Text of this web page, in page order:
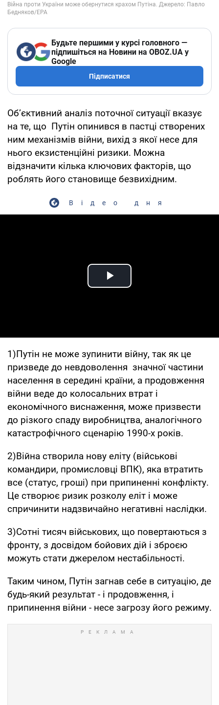
Будьте першими у курсі головного —
підпишіться на Новини на OBOZ.UA у
Google
Підписатися
Обʼєктивний аналіз поточної ситуації вказує
на те, що Путін опинився в пастці створених
ним механізмів війни, вихід з якої несе для
нього екзистенційні ризики. Можна
відзначити кілька ключових факторів, що
роблять його становище безвихідним.
Відео дня
Play Video
1)Путін не може зупинити війну, так як це
призведе до невдоволення значної частини
населення в середині країни, а продовження
війни веде до колосальних втрат і
економічного виснаження, може призвести
до різкого спаду виробництва, аналогічного
катастрофічного сценарію 1990-х років.
2)Війна створила нову еліту (військові
командири, промисловці ВПК), яка втратить
все (статус, гроші) при припиненні конфлікту.
Це створює ризик розколу еліт і може
спричинити надзвичайно негативні наслідки.
3)Сотні тисяч військових, що повертаються з
фронту, з досвідом бойових дій і зброєю
можуть стати джерелом нестабільності.
Таким чином, Путін загнав себе в ситуацію, де
будь-який результат - і продовження, і
припинення війни - несе загрозу його режиму.